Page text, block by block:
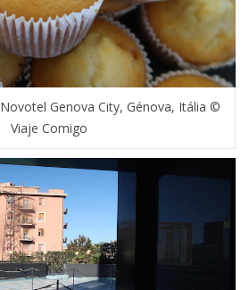
Genova City, Génova, Itália ©
Viaje Comigo